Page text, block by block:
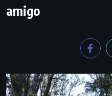
amigo